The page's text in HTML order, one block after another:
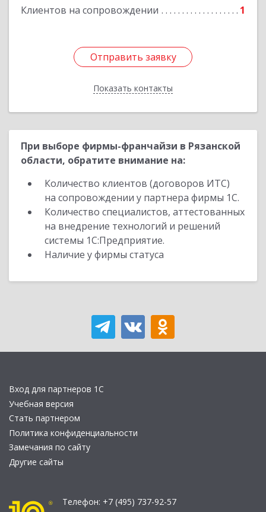
Клиентов на сопровождении 1
Отправить заявку
Показать контакты
Отправить заявку
Назад
При выборе фирмы-франчайзи в Рязанской
области, обратите внимание на:
Количество клиентов (договоров ИТС)
на сопровождении у партнера фирмы 1С.
Количество специалистов, аттестованных
на внедрение технологий и решений
системы 1С:Предприятие.
Наличие у фирмы статуса
Вход для партнеров 1С
Учебная версия
Стать партнером
Политика конфиденциальности
Замечания по сайту
Другие сайты
Телефон: +7 (495) 737-92-57